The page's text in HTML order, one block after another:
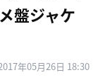
盤ジャケ
年05月26日 18:30